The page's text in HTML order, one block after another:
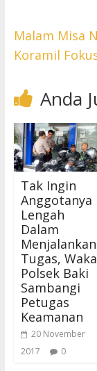
Malam Misa
Koramil
Anda
Tak Ingin
Anggotanya
Lengah
Dalam
Menjalankan
Tugas, Waka
Polsek Baki
Sambangi
Petugas
Keamanan
20 November
2017
0